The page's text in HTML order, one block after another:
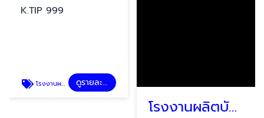
K.TIP 999
โรงงานผลิตของพรีเมี่ยม ของที่ระลึก ประเภทไดอารี่ สมุดโน้ตและแพลนเนอร์ ดูรายละเอียด
โรงงานผลิตบันทึกนักกฎหมาย